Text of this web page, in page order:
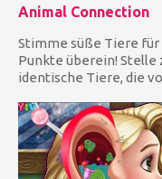
Animal Connection
Stimme süße Tiere für
Punkte überein! Stelle
identische Tiere, die